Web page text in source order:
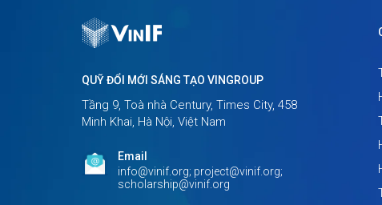
QUỸ ĐỔI MỚI SÁNG TẠO VINGROUP
Tầng 9, Toà nhà Century, Times City, 458
Minh Khai, Hà Nội, Việt Nam
Email
info@vinif.org; project@vinif.org;
scholarship@vinif.org